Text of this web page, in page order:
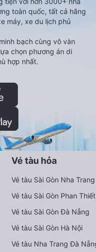
toàn quốc, tất cả hãng
máy, xe du lịch phủ
bạch cùng vô vàn
chọn phương án di
hợp nhất.
Vé tàu hỏa
Vé tàu Sài Gòn Nha Trang
Vé tàu Sài Gòn Phan Thiết
Vé tàu Sài Gòn Đà Nẵng
Vé tàu Sài Gòn Hà Nội
Vé tàu Nha Trang Đà